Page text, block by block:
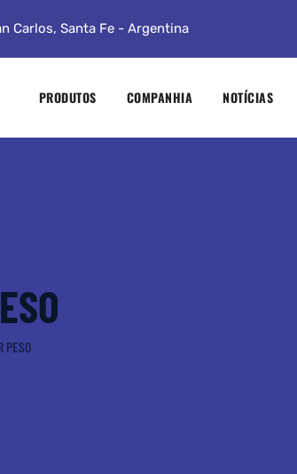
Carlos, Santa Fe - Argentina
PRODUTOS COMPANHIA NOTÍCIAS
PESO